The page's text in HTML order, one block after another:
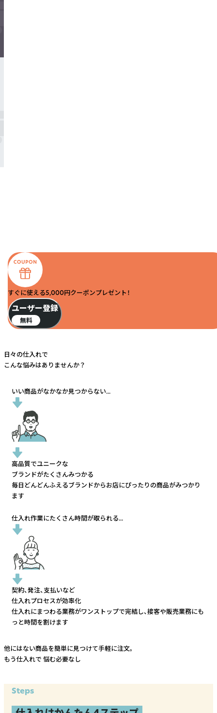
すぐに使える5,000円クーポンプレゼント！
ユーザー登録
無料
日々の仕入れで
こんな悩みはありませんか？
いい商品がなかなか見つからない...
高品質でユニークな
ブランドがたくさんみつかる
毎日どんどんふえるブランドからお店にぴったりの商品がみつかり
ます
仕入れ作業にたくさん時間が取られる...
契約、発注、支払いなど
仕入れプロセスが効率化
仕入れにまつわる業務がワンストップで完結し、接客や販売業務にも
っと時間を割けます
他にはない商品を簡単に見つけて手軽に注文。
もう仕入れで 悩む必要なし
Steps